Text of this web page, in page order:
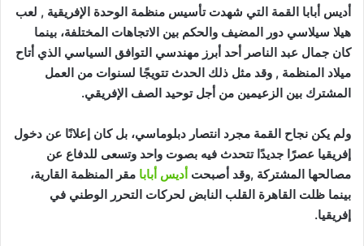
أديس أبابا القمة التي شهدت تأسيس منظمة الوحدة الإفريقية , لعب
هيلا سيلاسي دور المضيف والحكم بين الاتجاهات المختلفة، بينما
كان جمال عبد الناصر أحد أبرز مهندسي التوافق السياسي الذي أتاح
ميلاد المنظمة , وقد مثل ذلك الحدث تتويجًا لسنوات من العمل
المشترك بين الزعيمين من أجل توحيد الصف الإفريقي.
ولم يكن نجاح القمة مجرد انتصار دبلوماسي، بل كان إعلانًا عن دخول
إفريقيا عصرًا جديدًا تتحدث فيه بصوت واحد وتسعى للدفاع عن
مصالحها المشتركة ,وقد أصبحت أديس أبابا مقر المنظمة القارية،
بينما ظلت القاهرة القلب النابض لحركات التحرر الوطني في
إفريقيا.